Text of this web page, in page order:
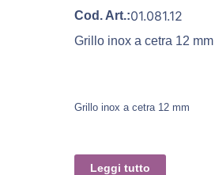
Cod. Art.:01.081.12
Grillo inox a cetra 12 mm
Grillo inox a cetra 12 mm
Leggi tutto